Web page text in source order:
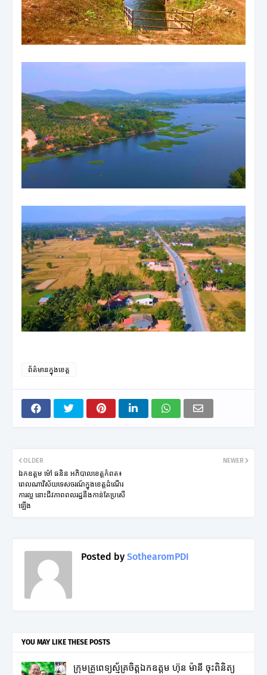
ព័ត៌មានក្នុងខេត្ត
NEWER
OLDER
ឯកឧត្តម ម៉ៅ ធនិន អភិបាលខេត្តកំពត៖
ពេលណាវិស័យទេសចរណ៍ក្នុងខេត្តដំណើរ
ការល្អ នោះជីវភាពពលរដ្ឋនឹងកាន់តែប្រសើ
ឡើង
Posted by SothearomPDI
YOU MAY LIKE THESE POSTS
ក្រុមគ្រូពេទ្យស្ម័គ្រចិត្តឯកឧត្តម ហ៊ុន ម៉ានី ចុះពិនិត្យ